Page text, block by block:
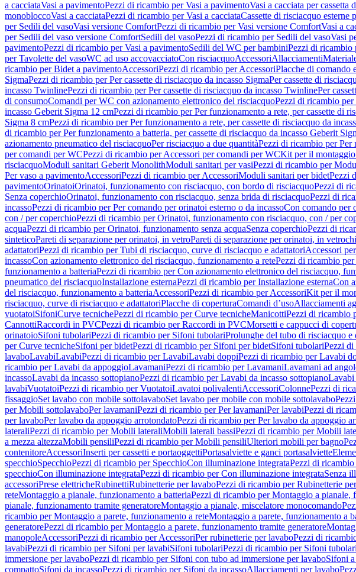
a cacciataVasi a pavimentoPezzi di ricambio per Vasi a pavimentoVasi a cacciata per cassetta
monobloccoVasi a cacciataPezzi di ricambio per Vasi a cacciataCassette di risciacquo esterne
per Sedili del vasoVasi versione ComfortPezzi di ricambio per Vasi versione ComfortVasi a
per Sedili del vaso versione ComfortSedili del vasoPezzi di ricambio per Sedili del vasoVasi
pavimentoPezzi di ricambio per Vasi a pavimentoSedili del WC per bambiniPezzi di ricambio
per Tavolette del vasoWC ad uso accovacciatoCon risciacquoAccessoriAllacciamenti
ricambio per Bidet a pavimentoAccessoriPezzi di ricambio per AccessoriPlacche di comando
SigmaPezzi di ricambio per Per cassette di risciacquo da incasso SigmaPer cassette di
incasso TwinlinePezzi di ricambio per Per cassette di risciacquo da incasso TwinlinePer
di consumoComandi per WC con azionamento elettronico del risciacquoPezzi di ricambio
incasso Geberit Sigma 12 cmPezzi di ricambio per Per funzionamento a rete, per cassette di
Sigma 8 cmPezzi di ricambio per Per funzionamento a rete, per cassette di risciacquo da
di ricambio per Per funzionamento a batteria, per cassette di risciacquo da incasso Geberit
azionamento pneumatico del risciacquoPer risciacquo a due quantitàPezzi di ricambio per Per
per comandi per WCPezzi di ricambio per Accessori per comandi per WCKit per il
risciacquoModuli sanitari Geberit MonolithModuli sanitari per vasiPezzi di ricambio per
Per vaso a pavimentoAccessoriPezzi di ricambio per AccessoriModuli sanitari per bidetPezzi
pavimentoOrinatoiOrinatoi, funzionamento con risciacquo, con bordo di risciacquoPezzi di
Senza coperchioOrinatoi, funzionamento con risciacquo, senza brida di risciacquoPezzi di
incassoPezzi di ricambio per Per comando per orinatoi esterno o da incassoCon comando per
con / per coperchioPezzi di ricambio per Orinatoi, funzionamento con risciacquo, con / per
acquaPezzi di ricambio per Orinatoi, funzionamento senza acquaSenza coperchioPezzi di
sinteticoPareti di separazione per orinatoi, in vetroPareti di separazione per orinatoi, in
adattatoriPezzi di ricambio per Tubi di risciacquo, curve di risciacquo e adattatoriAccessori
incassoCon azionamento elettronico del risciacquo, funzionamento a retePezzi di ricambio
funzionamento a batteriaPezzi di ricambio per Con azionamento elettronico del risciacquo,
pneumatico del risciacquoInstallazione esternaPezzi di ricambio per Installazione esternaCon
del risciacquo, funzionamento a batteriaAccessoriPezzi di ricambio per AccessoriKit per il
risciacquo, curve di risciacquo e adattatoriPlacche di coperturaComandi d’usoAllacciamenti
vuotatoiSifoniCurve tecnichePezzi di ricambio per Curve tecnicheManicottiPezzi di ricambio
CannottiRaccordi in PVCPezzi di ricambio per Raccordi in PVCMorsetti e cappucci di
orinatoioSifoni tubolariPezzi di ricambio per Sifoni tubolariProlunghe del tubo di risciacquo e
per Curve tecnicheSifoni per bidetPezzi di ricambio per Sifoni per bidetSifoni tubolariPezzi
lavaboLavabiLavabiPezzi di ricambio per LavabiLavabi doppiPezzi di ricambio per Lavabi
ricambio per Lavabi da appoggioLavamaniPezzi di ricambio per LavamaniLavamani ad
incassoLavabi da incasso sottopianoPezzi di ricambio per Lavabi da incasso sottopianoLavabi
lavabiVuotatoiPezzi di ricambio per VuotatoiLavatoi polivalentiAccessoriColonnePezzi di
fissaggioSet lavabo con mobile sottolavaboSet lavabo per mobile con mobile sottolavabo
per Mobili sottolavaboPer lavamaniPezzi di ricambio per Per lavamaniPer lavabiPezzi di
per lavaboPer lavabo da appoggio arrotondatoPezzi di ricambio per Per lavabo da appoggio
lateraliPezzi di ricambio per Mobili lateraliMobili laterali bassiPezzi di ricambio per Mobili
a mezza altezzaMobili pensiliPezzi di ricambio per Mobili pensiliUlteriori mobili per bagno
contenitoreAccessoriInserti per cassetti e portaoggettiPortasalviette e ganci portasalviette
specchioSpecchioPezzi di ricambio per SpecchioCon illuminazione integrataPezzi di
specchioCon illuminazione integrataPezzi di ricambio per Con illuminazione integrataSenza
accessoriPrese elettricheRubinettiRubinetterie per lavaboPezzi di ricambio per Rubinetterie
reteMontaggio a pianale, funzionamento a batteriaPezzi di ricambio per Montaggio a pianale,
pianale, funzionamento tramite generatoreMontaggio a pianale, miscelatore monocomando
ricambio per Montaggio a parete, funzionamento a reteMontaggio a parete, funzionamento a
generatorePezzi di ricambio per Montaggio a parete, funzionamento tramite generatore
manopoleAccessoriPezzi di ricambio per AccessoriPer rubinetterie per lavaboPezzi di
lavabiPezzi di ricambio per Sifoni per lavabiSifoni tubolariPezzi di ricambio per Sifoni tubolari
immersione per lavaboPezzi di ricambio per Sifoni con tubo ad immersione per lavaboSifoni
compattoSifoni da incassoPezzi di ricambio per Sifoni da incassoAllacciamenti per lavabo